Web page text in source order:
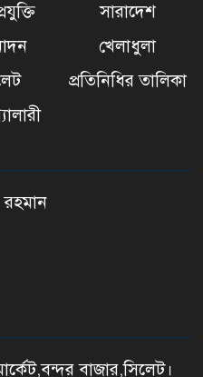
সারাদেশ
খেলাধুলা
প্রতিনিধির তালিকা
বাজার,সিলেট।